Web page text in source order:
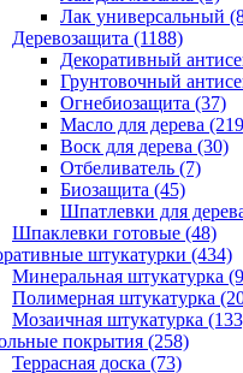
Лак универсальный
Деревозащита (1188)
Декоративный
Грунтовочный
Огнебиозащита (37)
Масло для дерева
Воск для дерева (30)
Отбеливатель (7)
Биозащита (45)
Шпатлевки для
Шпаклевки готовые (48)
штукатурки (434)
Минеральная штукатурка
Полимерная штукатурка
Мозаичная штукатурка
покрытия (258)
Террасная доска (73)